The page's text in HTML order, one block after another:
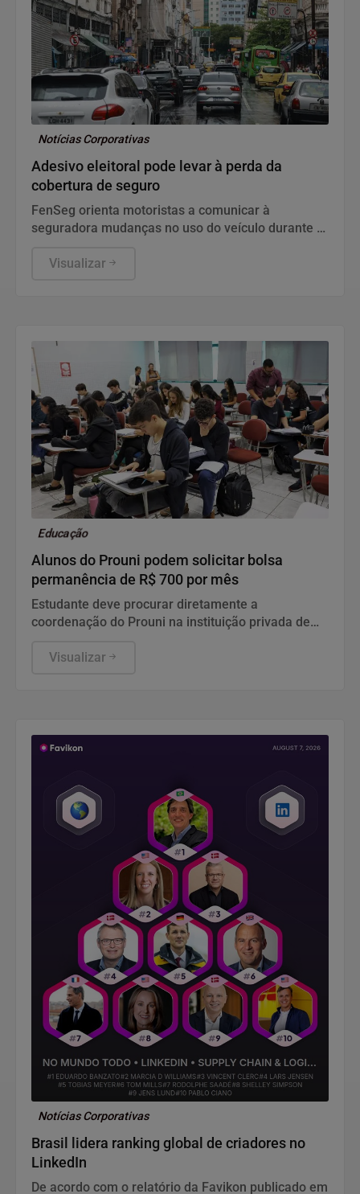
Notícias Corporativas
Adesivo eleitoral pode levar à perda da
cobertura de seguro
FenSeg orienta motoristas a comunicar à
seguradora mudanças no uso do veículo durante a
Visualizar
Educação
Alunos do Prouni podem solicitar bolsa
permanência de R$ 700 por mês
Estudante deve procurar diretamente a
coordenação do Prouni na instituição privada de
elegibilidade de seu curso e dar início aos
Visualizar
Notícias Corporativas
Brasil lidera ranking global de criadores no
LinkedIn
De acordo com o relatório da Favikon publicado em